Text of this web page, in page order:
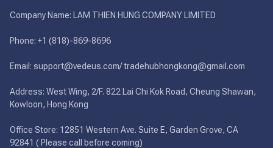
Company Name: LAM THIEN HUNG COMPANY LIMITED
Phone: +1 (818)-869-8696
Email: support@vedeus.com/ tradehubhongkong@gmail.com
Address: West Wing, 2/F. 822 Lai Chi Kok Road, Cheung Shawan,
Kowloon, Hong Kong
Office Store: 12851 Western Ave. Suite E, Garden Grove, CA
92841 ( Please call before coming)